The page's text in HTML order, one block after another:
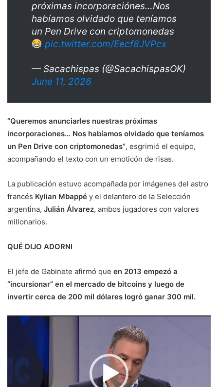
próximas incorporaciónes…Nos
habíamos olvidado que teníamos
un Pen Drive con criptomonedas
pic.twitter.com/Eecf8JVPcx
— Sacachispas (@SacachispasOK)
June 11, 2026
“Queremos anunciarles nuestras próximas
incorporaciones… Nos habíamos olvidado que teníamos
un Pen Drive con criptomonedas”, esgrimió el equipo,
acompañando el texto con un emoticón de risas.
La publicación estuvo acompañada por imágenes del astro
francés Kylian Mbappé y el delantero de la Selección
argentina, Julián Álvarez, ambos jugadores con valores
millonarios.
QUÉ DIJO ADORNI
El jefe de Gabinete afirmó que en 2013 empezó a
“incursionar” en el mercado de bitcoins y luego de
invertir cerca de 200 mil dólares logró ganar 300 mil.
Reproductor